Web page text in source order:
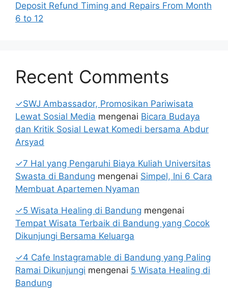
Deposit Refund Timing and Repairs From Month
6 to 12
Recent Comments
✓SWJ Ambassador, Promosikan Pariwisata
Lewat Sosial Media mengenai Bicara Budaya
dan Kritik Sosial Lewat Komedi bersama Abdur
Arsyad
✓7 Hal yang Pengaruhi Biaya Kuliah Universitas
Swasta di Bandung mengenai Simpel, Ini 6 Cara
Membuat Apartemen Nyaman
✓5 Wisata Healing di Bandung mengenai
Tempat Wisata Terbaik di Bandung yang Cocok
Dikunjungi Bersama Keluarga
✓4 Cafe Instagramable di Bandung yang Paling
Ramai Dikunjungi mengenai 5 Wisata Healing di
Bandung